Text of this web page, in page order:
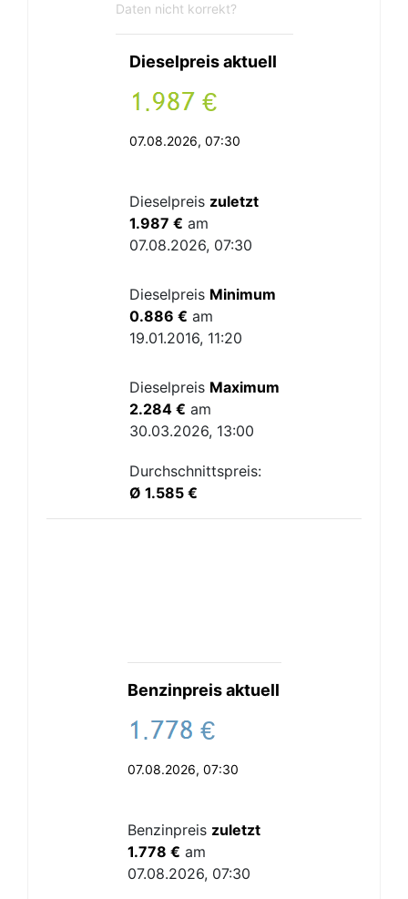
Daten nicht korrekt?
Dieselpreis aktuell
. €
07.08.2026, 07:30
Dieselpreis zuletzt
1.987 € am
07.08.2026, 07:30
Dieselpreis Minimum
0.886 € am
19.01.2016, 11:20
Dieselpreis Maximum
2.284 € am
30.03.2026, 13:00
Durchschnittspreis:
Ø 1.585 €
Benzinpreis aktuell
. €
07.08.2026, 07:30
Benzinpreis zuletzt
1.778 € am
07.08.2026, 07:30